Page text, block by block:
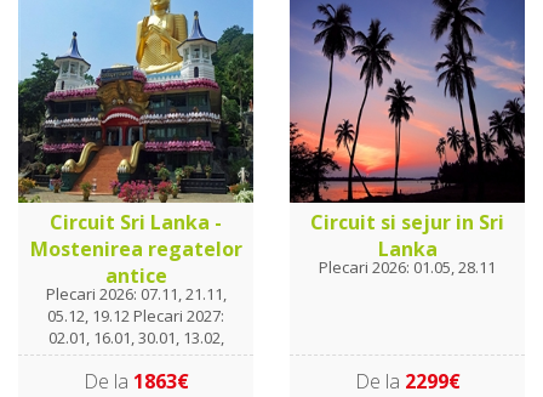
Circuit Sri Lanka -
Mostenirea regatelor
antice
Plecari 2026: 07.11, 21.11,
05.12, 19.12 Plecari 2027:
02.01, 16.01, 30.01, 13.02,
27.02, 13.03
De la 1863€
Circuit si sejur in Sri
Lanka
Plecari 2026: 01.05, 28.11
De la 2299€